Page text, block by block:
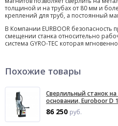
толщиной и на трубах от 80 мм и
креплений для труб, а постоянный
В Компании EURBOOR
смещении станка относительно
система GYRO-TEC которая
Похожие товары
Сверлильный станок
основании, Euroboor D
86 250 руб.